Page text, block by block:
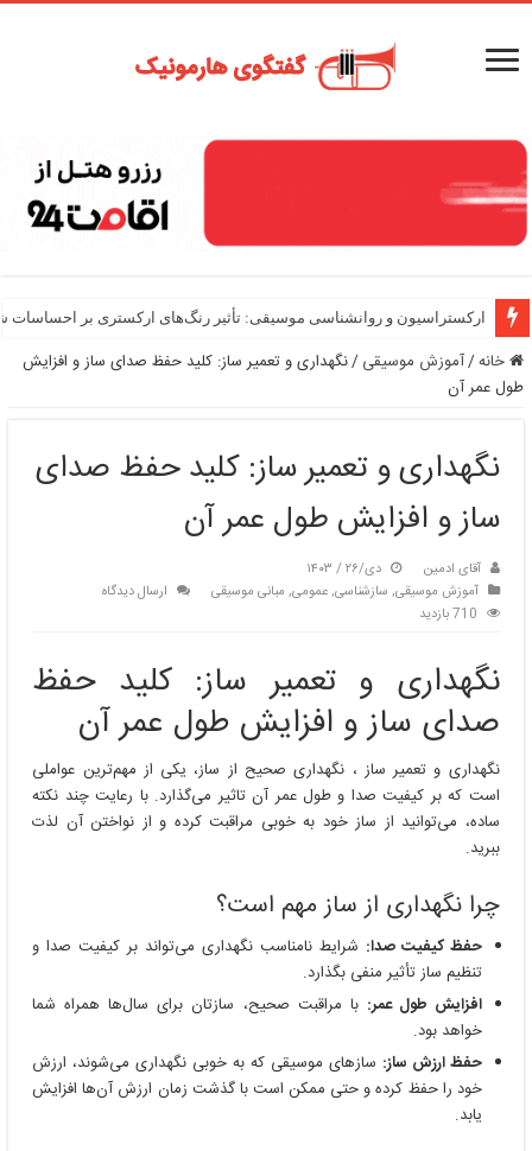
ارکستراسیون و روانشناسی موسیقی: تأثیر رنگ‌های ارکستری بر احساسات
هارمونی در موسیقی ایرانی: دستگاه‌ها و گوشه‌ها
خانه/آموزش موسیقی/نگهداری و تعمیر ساز: کلید حفظ صدای ساز و افزایش
طول عمر آن
نگهداری و تعمیر ساز: کلید حفظ صدای
ساز و افزایش طول عمر آن
آقای ادمین
دی/۲۶ / ۱۴۰۳
آموزش موسیقی, سازشناسی,عمومی, مبانی موسیقی
ارسال دیدگاه
710 بازدید
نگهداری و تعمیر ساز: کلید حفظ
صدای ساز و افزایش طول عمر آن
نگهداری و تعمیر ساز ، نگهداری صحیح از ساز، یکی از مهم‌ترین عواملی
است که بر کیفیت صدا و طول عمر آن تاثیر می‌گذارد. با رعایت چند نکته
ساده، می‌توانید از ساز خود به خوبی مراقبت کرده و از نواختن آن لذت
ببرید.
چرا نگهداری از ساز مهم است؟
حفظ کیفیت صدا: شرایط نامناسب نگهداری می‌تواند بر کیفیت صدا و
تنظیم ساز تأثیر منفی بگذارد.
افزایش طول عمر: با مراقبت صحیح، سازتان برای سال‌ها همراه شما
خواهد بود.
حفظ ارزش ساز: سازهای موسیقی که به خوبی نگهداری می‌شوند، ارزش
خود را حفظ کرده و حتی ممکن است با گذشت زمان ارزش آن‌ها افزایش
یابد.